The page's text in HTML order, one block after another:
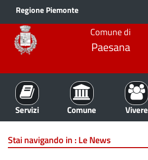
Regione Piemonte
Comune di
Paesana
Servizi Comune Vivere
Stai navigando in :Le News